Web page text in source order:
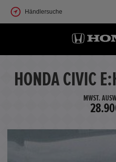
Händlersuche
HONDA CIVIC
MWST.